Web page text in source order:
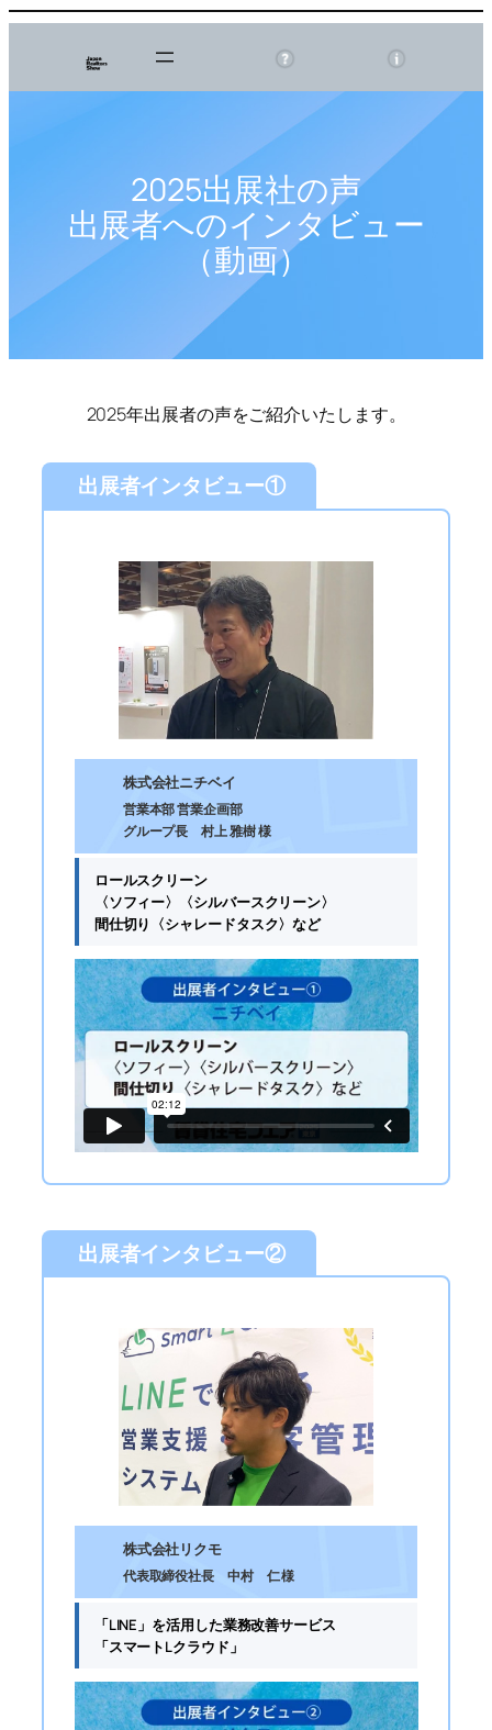
内
2025出展社の声
出展者へのインタビュー
（動画）
2025年出展者の声をご紹介いたします。
出展者インタビュー①
株式会社ニチベイ
営業本部 営業企画部
グループ長 村上 雅樹 様
ロールスクリーン
〈ソフィー〉〈シルバースクリーン〉
間仕切り〈シャレードタスク〉など
出展者インタビュー②
株式会社リクモ
代表取締役社長 中村 仁 様
「LINE」を活用した業務改善サービス
「スマートLクラウド」